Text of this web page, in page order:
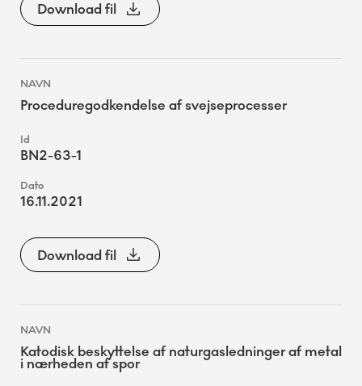
Download fil
Proceduregodkendelse af svejseprocesser
BN2-63-1
16.11.2021
Download fil
Katodisk beskyttelse af naturgasledninger af metal
i nærheden af spor